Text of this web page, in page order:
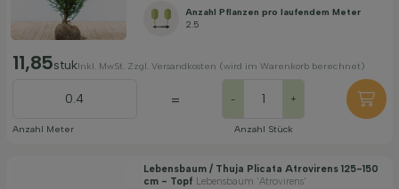
Anzahl Pflanzen pro laufendem Meter
2.5
11,85stukInkl. MwSt. Zzgl. Versandkosten (wird im Warenkorb berechnet)
Anzahl Meter
= - +
Anzahl Stück
Lebensbaum / Thuja Plicata Atrovirens 125-150
cm - Topf Lebensbaum 'Atrovirens'